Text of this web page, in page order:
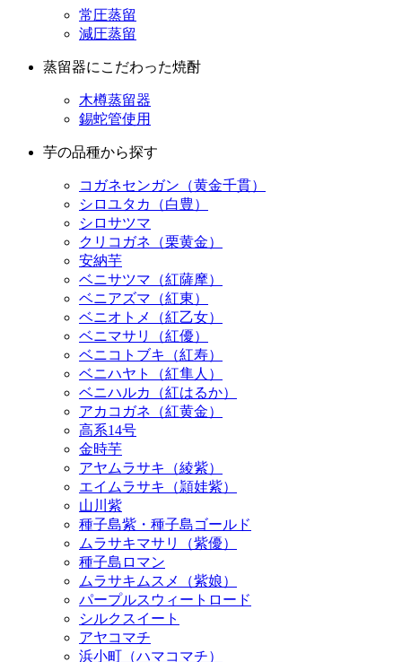
蒸留器にこだわった焼酎
錫蛇管使用
芋の品種から探す
シロユタカ（白豊）
クリコガネ（栗黄金）
安納芋
ベニサツマ（紅薩摩）
ベニアズマ（紅東）
ベニオトメ（紅乙女）
ベニマサリ（紅優）
ベニコトブキ（紅寿）
ベニハヤト（紅隼人）
ベニハルカ（紅はるか）
アカコガネ（紅黄金）
高系14号
金時芋
アヤムラサキ（綾紫）
エイムラサキ（頴娃紫）
山川紫
種子島紫・種子島ゴールド
ムラサキマサリ（紫優）
種子島ロマン
ムラサキムスメ（紫娘）
パープルスウィートロード
シルクスイート
アヤコマチ
浜小町（ハマコマチ）
玉茜（タマアカネ）
サツママサリ